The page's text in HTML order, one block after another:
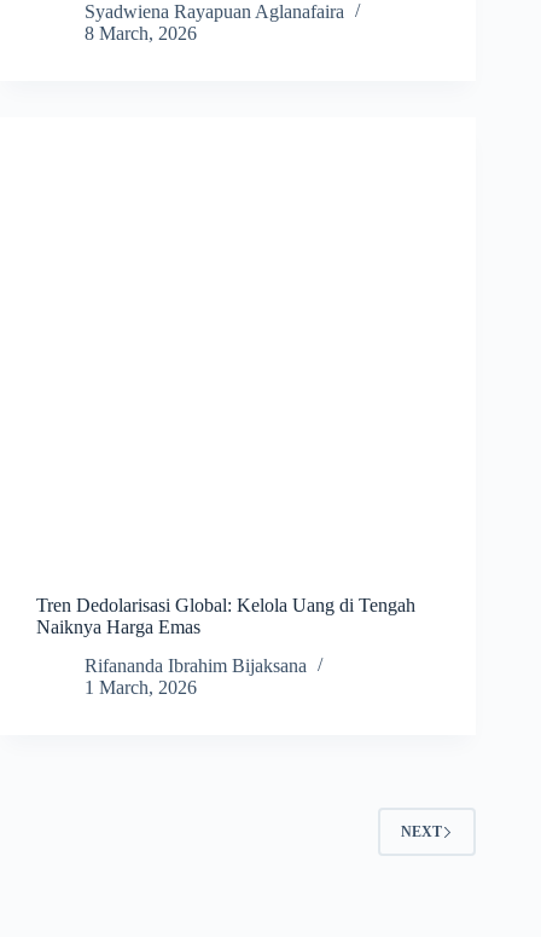
Syadwiena Rayapuan Aglanafaira
8 March, 2026
Tren Dedolarisasi Global: Kelola Uang di Tengah
Naiknya Harga Emas
Rifananda Ibrahim Bijaksana
1 March, 2026
NEXT